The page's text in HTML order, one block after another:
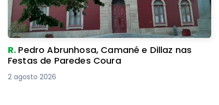
R. Pedro Abrunhosa, Camané e Dillaz nas
Festas de Paredes Coura
2 agosto 2026